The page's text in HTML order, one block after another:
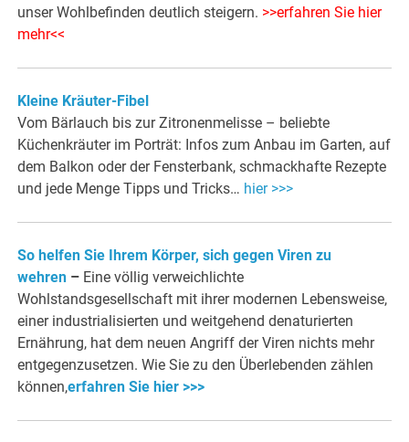
unser Wohlbefinden deutlich steigern. >>erfahren Sie hier
mehr<<
Kleine Kräuter-Fibel
Vom Bärlauch bis zur Zitronenmelisse – beliebte
Küchenkräuter im Porträt: Infos zum Anbau im Garten, auf
dem Balkon oder der Fensterbank, schmackhafte Rezepte
und jede Menge Tipps und Tricks… hier >>>
So helfen Sie Ihrem Körper, sich gegen Viren zu
wehren – Eine völlig verweichlichte
Wohlstandsgesellschaft mit ihrer modernen Lebensweise,
einer industrialisierten und weitgehend denaturierten
Ernährung, hat dem neuen Angriff der Viren nichts mehr
entgegenzusetzen. Wie Sie zu den Überlebenden zählen
können,erfahren Sie hier >>>